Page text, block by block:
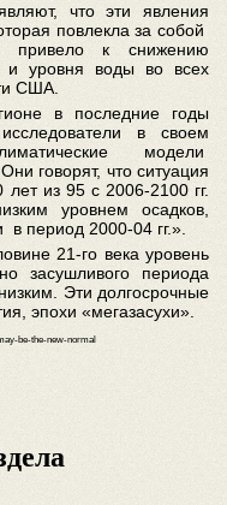
что эти явления
повлекла за собой
привело к снижению
и уровня воды во всех
США.
в последние годы
в своем
модели
говорят, что ситуация
лет из 95 с 2006-2100 гг.
уровнем осадков,
в период 2000-04 гг.».
21-го века уровень
засушливого периода
Эти долгосрочные
эпохи «мегазасухи».
be-the-new-normal